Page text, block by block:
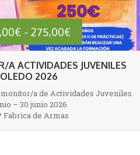
€ - 275,00€ Rango
A ACTIVIDADES JUVENILES
2026
a de Actividades Juveniles.
– 30 junio 2026
Fabrica de Armas